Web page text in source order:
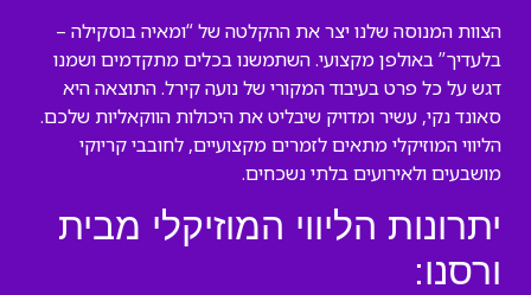
הצוות המנוסה שלנו יצר את ההקלטה של “ומאיה בוסקילה –
בלעדיך” באולפן מקצועי. השתמשנו בכלים מתקדמים ושמנו
דגש על כל פרט בעיבוד המקורי של נועה קירל. התוצאה היא
סאונד נקי, עשיר ומדויק שיבליט את היכולות הווקאליות שלכם.
הליווי המוזיקלי מתאים לזמרים מקצועיים, לחובבי קריוקי
מושבעים ולאירועים בלתי נשכחים.
יתרונות הליווי המוזיקלי מבית
ורסנו: